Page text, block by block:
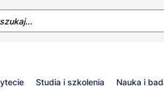
Studia i szkolenia Nauka i